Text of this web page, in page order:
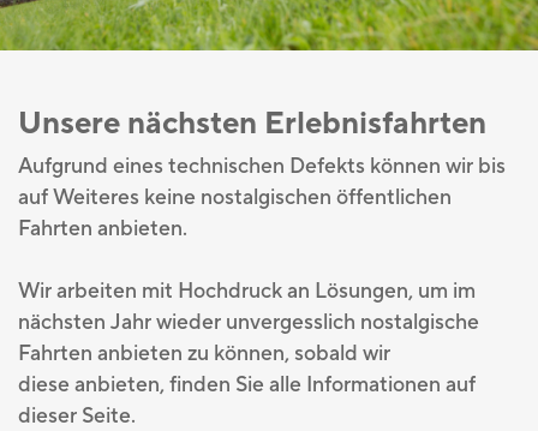
Unsere nächsten Erlebnisfahrten
Aufgrund eines technischen Defekts können wir bis
auf Weiteres keine nostalgischen öffentlichen
Fahrten anbieten.
Wir arbeiten mit Hochdruck an Lösungen, um im
nächsten Jahr wieder unvergesslich nostalgische
Fahrten anbieten zu können, sobald wir
diese anbieten, finden Sie alle Informationen auf
dieser Seite.